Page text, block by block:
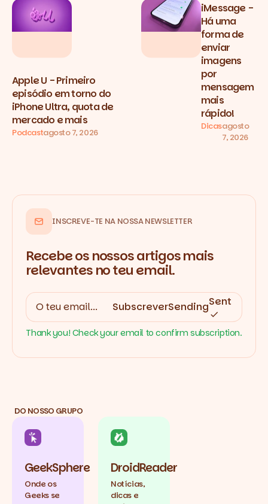
Apple U - Primeiro
episódio em torno do
iPhone Ultra, quota de
mercado e mais
Podcastagosto 7, 2026
iMessage -
Há uma
forma de
enviar
imagens
por
mensagem
mais
rápido!
Dicasagosto
7, 2026
INSCREVE-TE NA NOSSA NEWSLETTER
Recebe os nossos artigos mais
relevantes no teu email.
SubscreverSendingSent
Thank you! Check your email to confirm subscription.
DO NOSSO GRUPO
GeekSphere
Onde os
Geeks se
DroidReader
Notícias,
dicas e